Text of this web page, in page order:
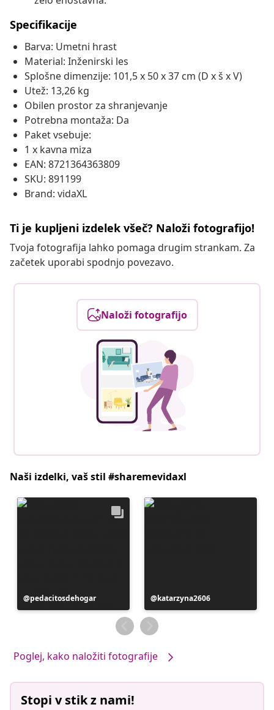
Specifikacije
Barva: Umetni hrast
Material: Inženirski les
Splošne dimenzije: 101,5 x 50 x 37 cm (D x š x V)
Utež: 13,26 kg
Obilen prostor za shranjevanje
Potrebna montaža: Da
Paket vsebuje:
1 x kavna miza
EAN: 8721364363809
SKU: 891199
Brand: vidaXL
Ti je kupljeni izdelek všeč? Naloži fotografijo!
Tvoja fotografija lahko pomaga drugim strankam. Za
začetek uporabi spodnjo povezavo.
Naloži fotografijo
Naši izdelki, vaš stil #sharemevidaxl
Objavo
je
pedacitosdehogar
Objavo
je
objavil
katarzyna2606
Poglej, kako naložiti fotografije
Stopi v stik z nami!